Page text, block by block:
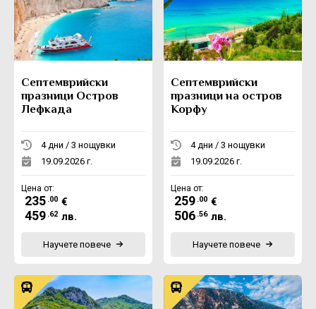
Септемврийски
празници Остров
Лефкада
4 дни / 3 нощувки
19.09.2026 г.
Цена от:
235 .00 €
459 .62 лв.
Научете повече
Септемврийски
празници на остров
Корфу
4 дни / 3 нощувки
19.09.2026 г.
Цена от:
259 .00 €
506 .56 лв.
Научете повече